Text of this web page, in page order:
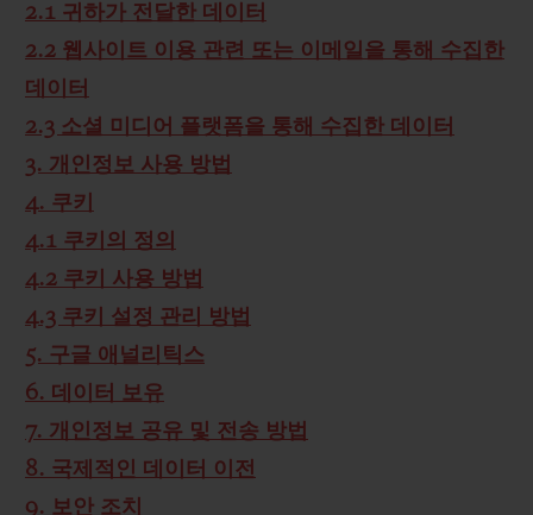
2.1 귀하가 전달한 데이터
2.2 웹사이트 이용 관련 또는 이메일을 통해 수집한
데이터
2.3 소셜 미디어 플랫폼을 통해 수집한 데이터
3. 개인정보 사용 방법
4. 쿠키
4.1 쿠키의 정의
4.2 쿠키 사용 방법
4.3 쿠키 설정 관리 방법
5. 구글 애널리틱스
6. 데이터 보유
7. 개인정보 공유 및 전송 방법
8. 국제적인 데이터 이전
9. 보안 조치